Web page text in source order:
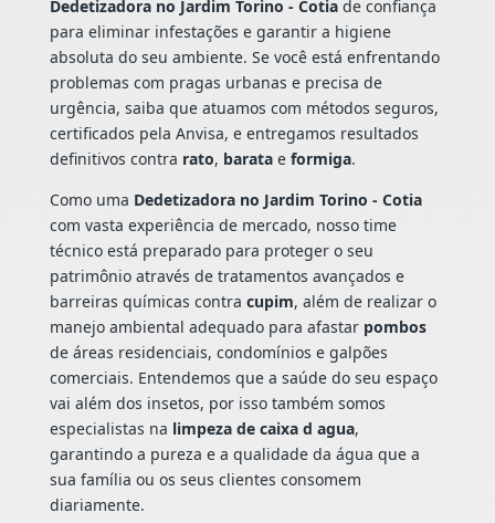
Dedetizadora no Jardim Torino - Cotiade confiança
para eliminar infestações e garantir a higiene
absoluta do seu ambiente. Se você está enfrentando
problemas com pragas urbanas e precisa de
urgência, saiba que atuamos com métodos seguros,
certificados pela Anvisa, e entregamos resultados
definitivos contra rato, baratae formiga.
Como uma Dedetizadora no Jardim Torino - Cotia
com vasta experiência de mercado, nosso time
técnico está preparado para proteger o seu
patrimônio através de tratamentos avançados e
barreiras químicas contra cupim, além de realizar o
manejo ambiental adequado para afastar pombos
de áreas residenciais, condomínios e galpões
comerciais. Entendemos que a saúde do seu espaço
vai além dos insetos, por isso também somos
especialistas na limpeza de caixa d agua,
garantindo a pureza e a qualidade da água que a
sua família ou os seus clientes consomem
diariamente.